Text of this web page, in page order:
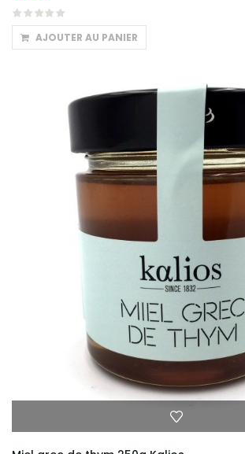
AJOUTER AU PANIER